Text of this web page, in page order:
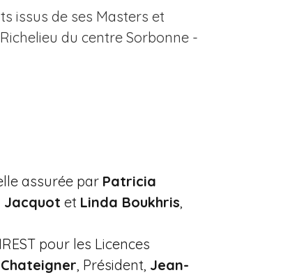
issus de ses Masters et
du centre Sorbonne -
assurée par Patricia
Jacquot et Linda Boukhris,
pour les Licences
, Président, Jean-